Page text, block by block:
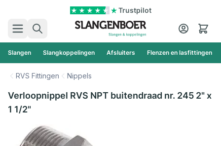
Trustpilot
Zoek
Cart
Slangen Slangkoppelingen Afsluiters Flenzen en lasfittingen
RVS Fittingen Nippels
Verloopnippel RVS NPT buitendraad nr. 245 2" x
1 1/2"